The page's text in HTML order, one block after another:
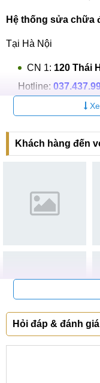
Hệ thống sửa chữa
Tại Hà Nội
CN 1: 120 Thái
Hotline:
398 Cầu
CN 3:42 Phố
Tại TP Hồ Chí Minh
Hotline:
CN 6:97 Hàm
Hotline:
Tìm kiếm liên quan
Khách hàng đến
Hỏi đáp & đánh